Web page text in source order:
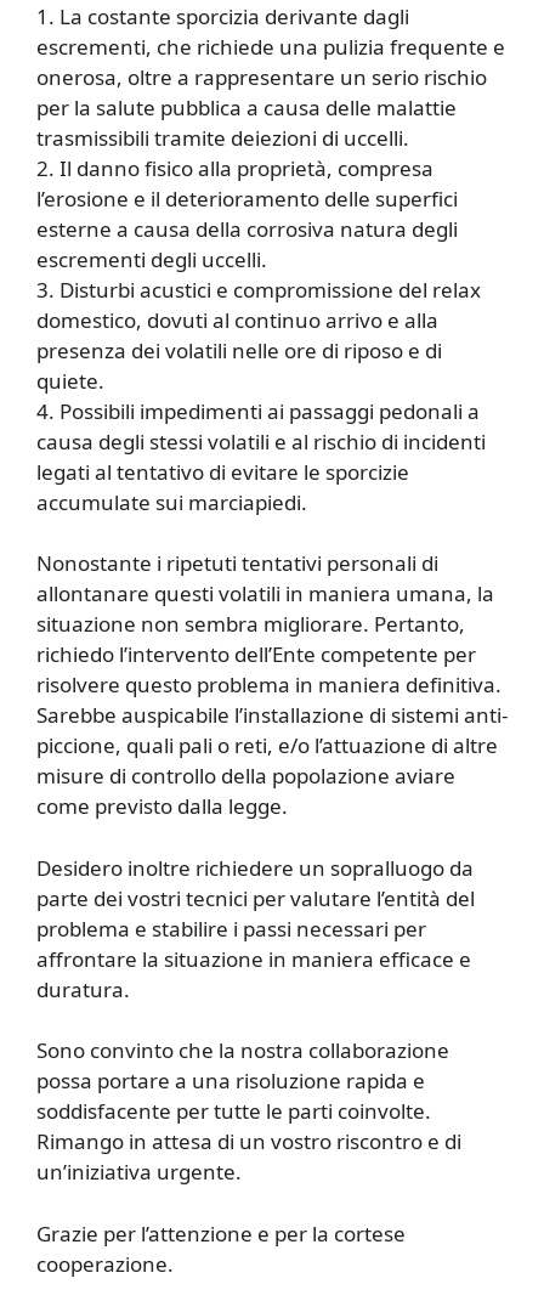
1. La costante sporcizia derivante dagli
escrementi, che richiede una pulizia frequente e
onerosa, oltre a rappresentare un serio rischio
per la salute pubblica a causa delle malattie
trasmissibili tramite deiezioni di uccelli.
2. Il danno fisico alla proprietà, compresa
l’erosione e il deterioramento delle superfici
esterne a causa della corrosiva natura degli
escrementi degli uccelli.
3. Disturbi acustici e compromissione del relax
domestico, dovuti al continuo arrivo e alla
presenza dei volatili nelle ore di riposo e di
quiete.
4. Possibili impedimenti ai passaggi pedonali a
causa degli stessi volatili e al rischio di incidenti
legati al tentativo di evitare le sporcizie
accumulate sui marciapiedi.
Nonostante i ripetuti tentativi personali di
allontanare questi volatili in maniera umana, la
situazione non sembra migliorare. Pertanto,
richiedo l’intervento dell’Ente competente per
risolvere questo problema in maniera definitiva.
Sarebbe auspicabile l’installazione di sistemi anti-
piccione, quali pali o reti, e/o l’attuazione di altre
misure di controllo della popolazione aviare
come previsto dalla legge.
Desidero inoltre richiedere un sopralluogo da
parte dei vostri tecnici per valutare l’entità del
problema e stabilire i passi necessari per
affrontare la situazione in maniera efficace e
duratura.
Sono convinto che la nostra collaborazione
possa portare a una risoluzione rapida e
soddisfacente per tutte le parti coinvolte.
Rimango in attesa di un vostro riscontro e di
un’iniziativa urgente.
Grazie per l’attenzione e per la cortese
cooperazione.